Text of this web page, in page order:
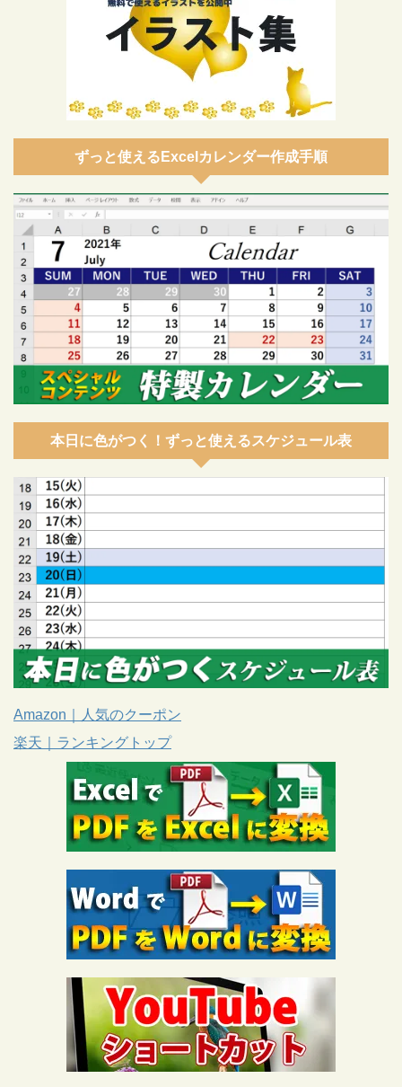
ずっと使えるExcelカレンダー作成手順
本日に色がつく！ずっと使えるスケジュール表
Amazon｜人気のクーポン
楽天｜ランキングトップ